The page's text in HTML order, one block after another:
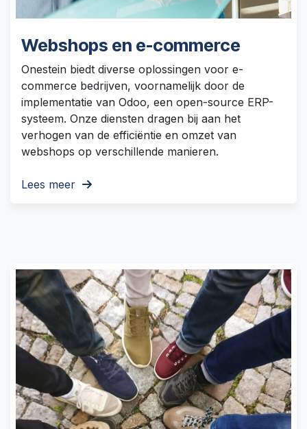
Webshops en e-commerce
Onestein biedt diverse oplossingen voor e-
commerce bedrijven, voornamelijk door de
implementatie van Odoo, een open-source ERP-
systeem. Onze diensten dragen bij aan het
verhogen van de efficiëntie en omzet van
webshops op verschillende manieren.
Lees meer